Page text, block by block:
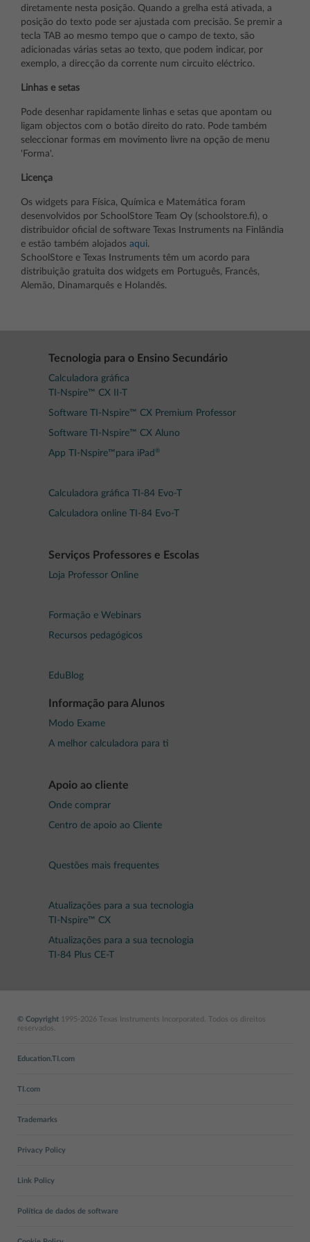
diretamente nesta posição. Quando a grelha está ativada, a
posição do texto pode ser ajustada com precisão. Se premir a
tecla TAB ao mesmo tempo que o campo de texto, são
adicionadas várias setas ao texto, que podem indicar, por
exemplo, a direcção da corrente num circuito eléctrico.
Linhas e setas
Pode desenhar rapidamente linhas e setas que apontam ou
ligam objectos com o botão direito do rato. Pode também
seleccionar formas em movimento livre na opção de menu
'Forma'.
Licença
Os widgets para Física, Química e Matemática foram
desenvolvidos por SchoolStore Team Oy (schoolstore.fi), o
distribuidor oficial de software Texas Instruments na Finlândia
e estão também alojados aqui.
SchoolStore e Texas Instruments têm um acordo para
distribuição gratuita dos widgets em Português, Francês,
Alemão, Dinamarquês e Holandês.
Tecnologia para o Ensino Secundário
Calculadora gráfica
TI-Nspire™ CX II-T
Software TI-Nspire™ CX Premium Professor
Software TI-Nspire™ CX Aluno
App TI-Nspire™para iPad ®
Calculadora gráfica TI-84 Evo-T
Calculadora online TI-84 Evo-T
Serviços Professores e Escolas
Loja Professor Online
Formação e Webinars
Recursos pedagógicos
EduBlog
Informação para Alunos
Modo Exame
A melhor calculadora para ti
Apoio ao cliente
Onde comprar
Centro de apoio ao Cliente
Questões mais frequentes
Atualizações para a sua tecnologia
TI-Nspire™ CX
Atualizações para a sua tecnologia
TI-84 Plus CE-T
© Copyright 1995-2026 Texas Instruments Incorporated. Todos os direitos
reservados.
Education.TI.com
TI.com
Trademarks
Privacy Policy
Link Policy
Política de dados de software